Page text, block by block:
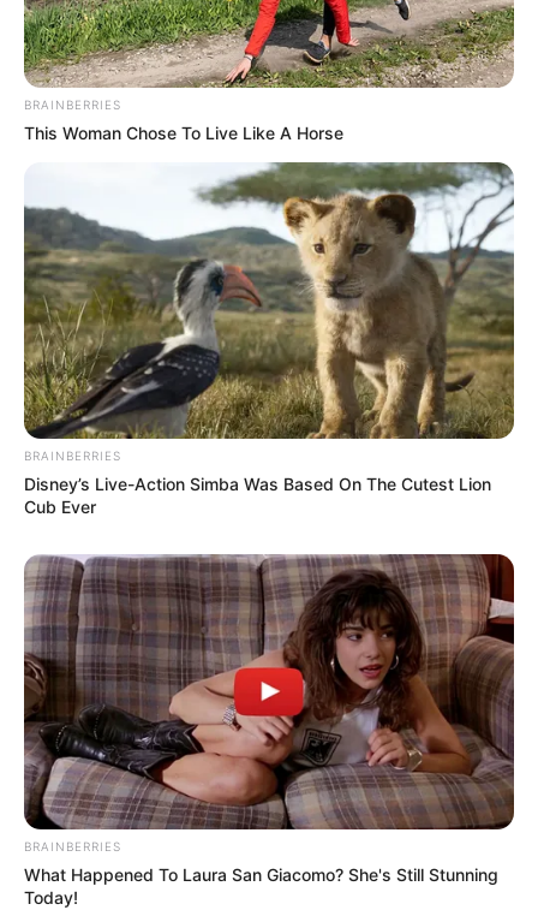
BRAINBERRIES
This Woman Chose To Live Like A Horse
BRAINBERRIES
Disney’s Live-Action Simba Was Based On The Cutest Lion
Cub Ever
BRAINBERRIES
What Happened To Laura San Giacomo? She's Still Stunning
Today!